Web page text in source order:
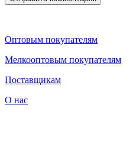
Оптовым покупателям
Мелкооптовым покупателям
Поставщикам
О нас